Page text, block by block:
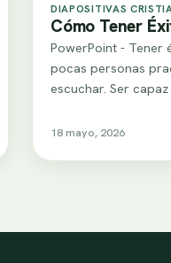
DIAPOSITIVAS
Cómo Tener
PowerPoint - Tener
pocas personas
escuchar. Ser
18 mayo, 2026